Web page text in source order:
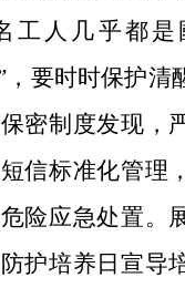
工人几乎都是
，要时时保护清
密制度发现，
信标准化管理
险应急处置。
护培养日宣导